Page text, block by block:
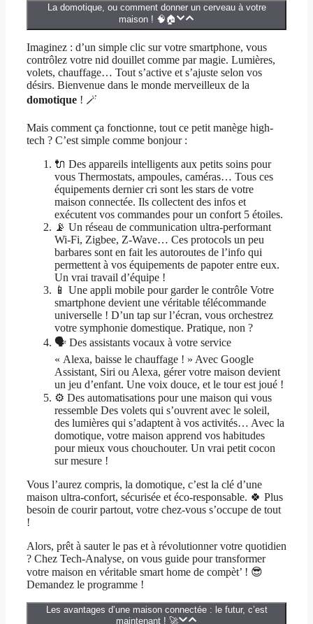
La domotique, ou comment donner un cerveau à votre
maison ! 🧠🏠
Imaginez : d’un simple clic sur votre smartphone, vous
contrôlez votre nid douillet comme par magie. Lumières,
volets, chauffage… Tout s’active et s’ajuste selon vos
désirs. Bienvenue dans le monde merveilleux de la
domotique ! 🪄
Mais comment ça fonctionne, tout ce petit manège high-
tech ? C’est simple comme bonjour :
🔌 Des appareils intelligents aux petits soins pour
vous Thermostats, ampoules, caméras… Tous ces
équipements dernier cri sont les stars de votre
maison connectée. Ils collectent des infos et
exécutent vos commandes pour un confort 5 étoiles.
📡 Un réseau de communication ultra-performant
Wi-Fi, Zigbee, Z-Wave… Ces protocols un peu
barbares sont en fait les autoroutes de l’info qui
permettent à vos équipements de papoter entre eux.
Un vrai travail d’équipe !
📱 Une appli mobile pour garder le contrôle Votre
smartphone devient une véritable télécommande
universelle ! D’un tap sur l’écran, vous orchestrez
votre symphonie domestique. Pratique, non ?
🗣️ Des assistants vocaux à votre service
« Alexa, baisse le chauffage ! » Avec Google
Assistant, Siri ou Alexa, gérer votre maison devient
un jeu d’enfant. Une voix douce, et le tour est joué !
⚙️ Des automatisations pour une maison qui vous
ressemble Des volets qui s’ouvrent avec le soleil,
des lumières qui s’adaptent à vos activités… Avec la
domotique, votre maison apprend vos habitudes
pour mieux vous chouchouter. Un vrai petit cocon
sur mesure !
Vous l’aurez compris, la domotique, c’est la clé d’une
maison ultra-confort, sécurisée et éco-responsable. 🍀 Plus
besoin de courir partout, votre chez-vous s’occupe de tout
!
Alors, prêt à sauter le pas et à révolutionner votre quotidien
? Chez Tech-Analyse, on vous guide pour transformer
votre maison en véritable smart home de compèt’ ! 😎
Demandez le programme !
Les avantages d’une maison connectée : le futur, c’est
maintenant ! 🚀